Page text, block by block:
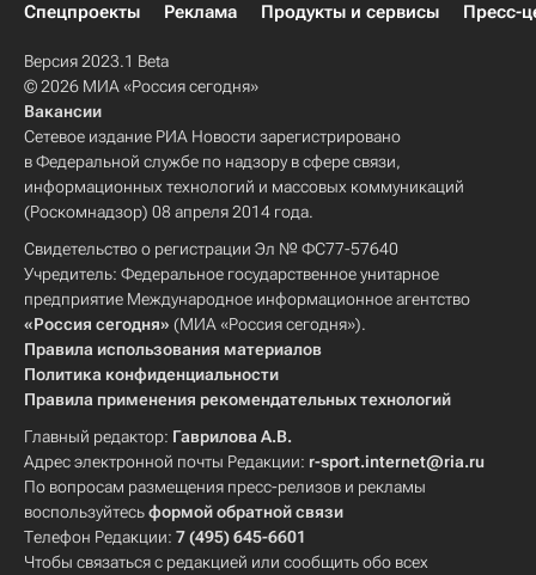
Спецпроекты
Реклама Продукты и сервисы Пресс-
Версия 2023.1 Beta
© 2026 МИА «Россия сегодня»
Вакансии
Сетевое издание РИА Новости зарегистрировано
в Федеральной службе по надзору в сфере связи,
информационных технологий и массовых коммуникаций
(Роскомнадзор) 08 апреля 2014 года.
Свидетельство о регистрации Эл № ФС77-57640
Учредитель: Федеральное государственное унитарное
предприятие Международное информационное агентство
«Россия сегодня» (МИА «Россия сегодня»).
Правила использования материалов
Политика конфиденциальности
Правила применения рекомендательных технологий
Главный редактор: Гаврилова А.В.
Адрес электронной почты Редакции: r-sport.internet@ria.ru
По вопросам размещения пресс-релизов и рекламы
воспользуйтесьформой обратной связи
Телефон Редакции: 7 (495) 645-6601
Чтобы связаться с редакцией или сообщить обо всех